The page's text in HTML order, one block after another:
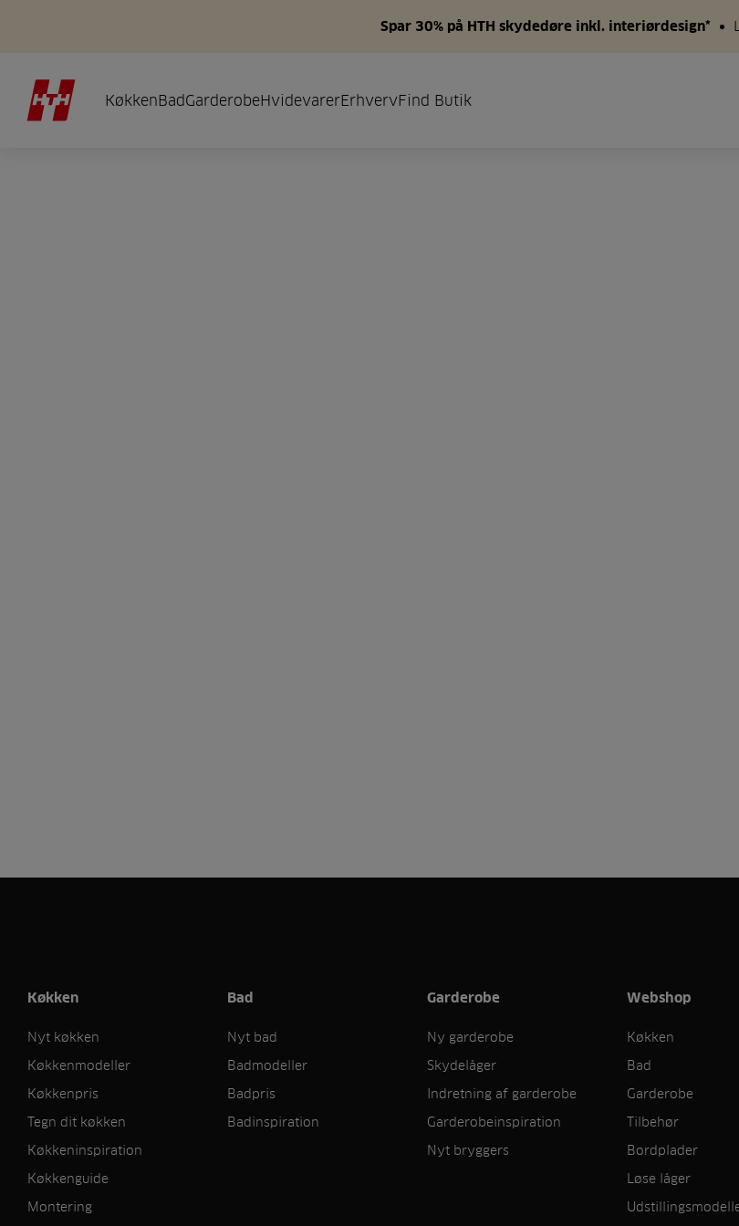
Spar 30% på HTH skydedøre inkl. interiørdesign*
KøkkenBadGarderobeHvidevarerErhvervFind Butik
Køkken
Nyt køkken
Køkkenmodeller
Køkkenpris
Tegn dit køkken
Køkkeninspiration
Køkkenguide
Montering
Bad
Nyt bad
Badmodeller
Badpris
Badinspiration
Garderobe
Ny garderobe
Skydelåger
Indretning af garderobe
Garderobeinspiration
Nyt bryggers
Webshop
Køkken
Bad
Garderobe
Tilbehør
Bordplader
Løse låger